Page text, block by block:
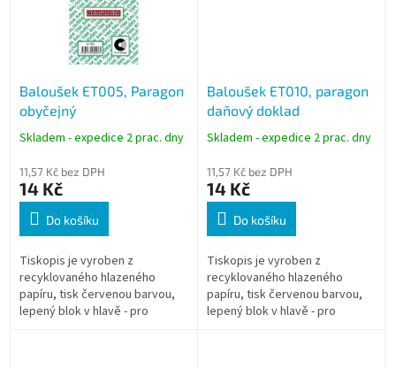
Baloušek ET005, Paragon
obyčejný
Skladem - expedice 2 prac. dny
11,57 Kč bez DPH
14 Kč
Do košíku
Tiskopis je vyroben z
recyklovaného hlazeného
papíru, tisk červenou barvou,
lepený blok v hlavě - pro
Baloušek ET010, paragon
daňový doklad
Skladem - expedice 2 prac. dny
11,57 Kč bez DPH
14 Kč
Do košíku
Tiskopis je vyroben z
recyklovaného hlazeného
papíru, tisk červenou barvou,
lepený blok v hlavě - pro